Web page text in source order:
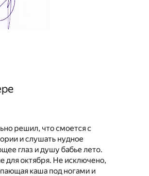
решил, что смоется с
и слушать нудное
глаз и душу бабье лето.
для октября. Не исключено,
каша под ногами и